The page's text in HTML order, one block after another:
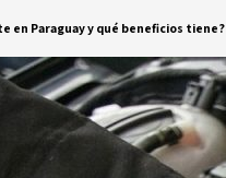
en Paraguay y qué beneficios tiene?